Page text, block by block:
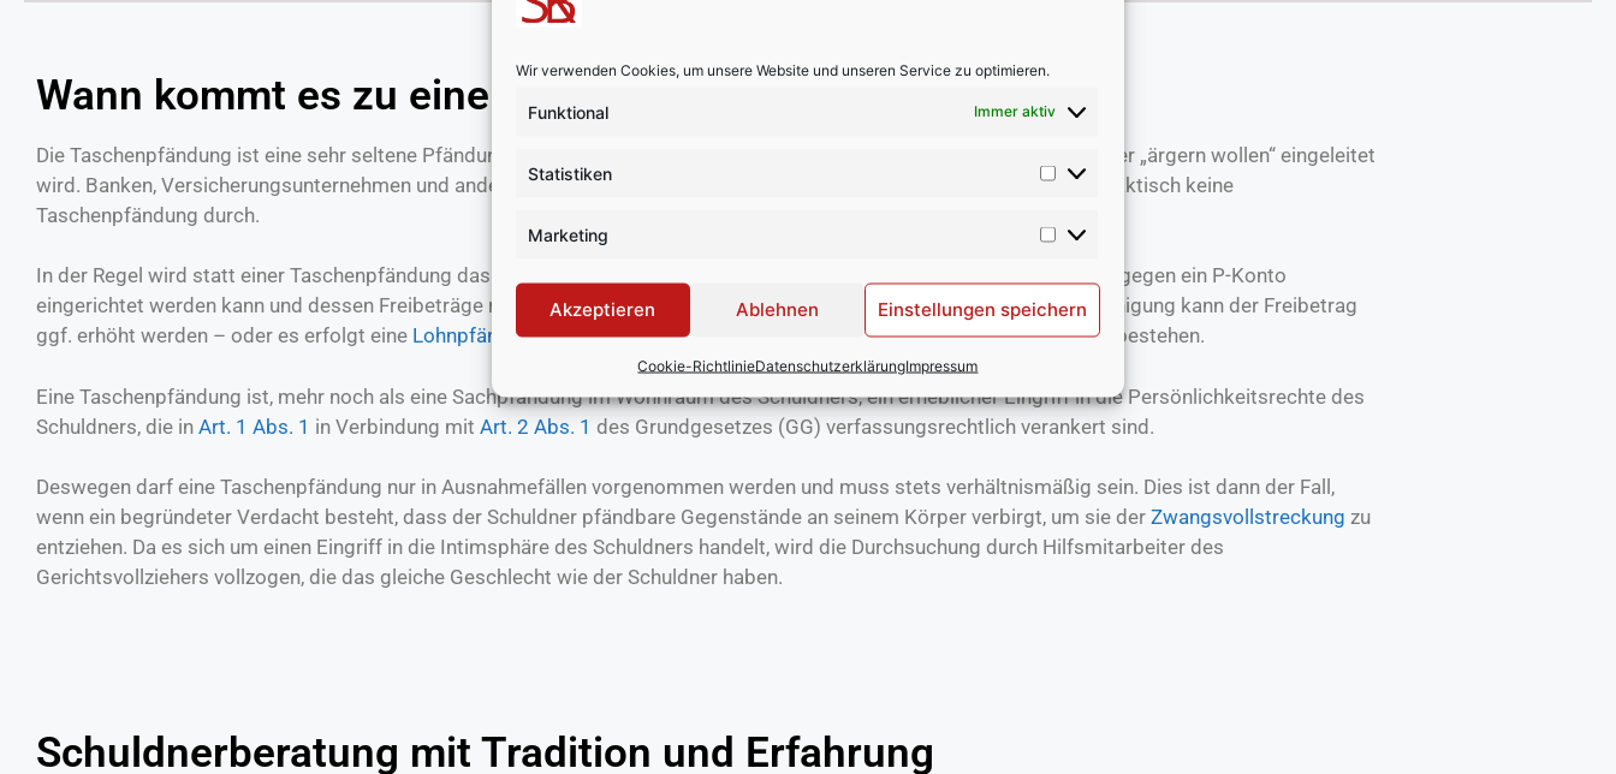
Wir verwenden Cookies, um unsere Website und unseren Service zu optimieren.
Funktional Immer aktiv
Statistiken
Marketing
Akzeptieren Ablehnen Einstellungen speichern
Cookie-RichtlinieDatenschutzerklärungImpressum
Wann kommt es zu einer Taschenpfändung?
Die Taschenpfändung ist eine sehr seltene Pfändung, die meist von emotional betroffenen Gläubigern, die einen Schuldner „ärgern wollen“ eingeleitet
wird. Banken, Versicherungsunternehmen und andere institutionelle Gläubiger wie große Inkassounternehmen führen praktisch keine
Taschenpfändung durch.
In der Regel wird statt einer Taschenpfändung das Konto eines betroffenen Schuldners gepfändet (
)- wogegen ein P-Konto
eingerichtet werden kann und dessen Freibeträge richten sich nach den
Pfändungsfreigrenzen, mittels P-Konto-Bescheinigung kann der Freibetrag
ggf. erhöht werden – oder es erfolgt eine Lohnpfändung, bei der gemäß der aktuellen PfändungstabelledieFreibeträge bestehen.
Eine Taschenpfändung ist, mehr noch als eine Sachpfändung im Wohnraum des Schuldners, ein erheblicher Eingriff in die Persönlichkeitsrechte des
Schuldners, die in Art. 1 Abs. 1 in Verbindung mit Art. 2 Abs. 1 des Grundgesetzes (GG) verfassungsrechtlich verankert sind.
Deswegen darf eine Taschenpfändung nur in Ausnahmefällen vorgenommen werden und muss stets verhältnismäßig sein. Dies ist dann der Fall,
wenn ein begründeter Verdacht besteht, dass der Schuldner pfändbare Gegenstände an seinem Körper verbirgt, um sie der Zwangsvollstreckung zu
entziehen. Da es sich um einen Eingriff in die Intimsphäre des Schuldners handelt, wird die Durchsuchung durch Hilfsmitarbeiter des
Gerichtsvollziehers vollzogen, die das gleiche Geschlecht wie der Schuldner haben.
Schuldnerberatung mit Tradition und Erfahrung